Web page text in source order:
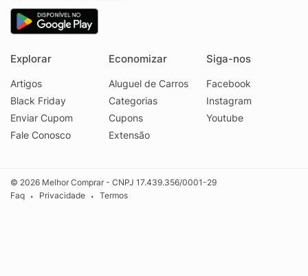
Explorar
Artigos
Black Friday
Enviar Cupom
Fale Conosco
Economizar
Aluguel de Carros
Categorias
Cupons
Extensão
Siga-nos
Facebook
Instagram
Youtube
© 2026 Melhor Comprar - CNPJ 17.439.356/0001-29
Faq
• Privacidade • Termos